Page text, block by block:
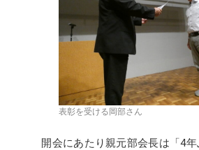
表彰を受ける岡部さん
開会にあたり親元部会長は「4年